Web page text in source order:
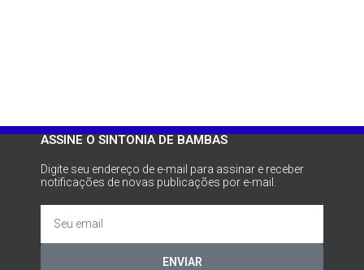
ASSINE O SINTONIA DE BAMBAS
Digite seu endereço de e-mail para assinar e receber
notificações de novas publicações por e-mail.
ENVIAR